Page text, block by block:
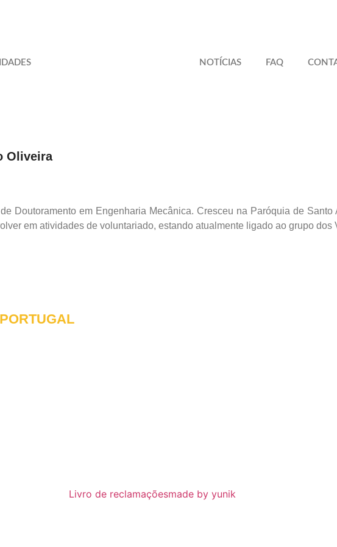
NOTÍCIAS FAQ
Oliveira
Doutoramento em Engenharia Mecânica. Cresceu na Paróquia de
em atividades de voluntariado, estando atualmente ligado ao grupo dos
Livro de reclamaçõesmade by yunik